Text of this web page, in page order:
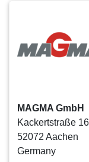
MAGMA GmbH
Kackertstraße
52072 Aachen
Germany